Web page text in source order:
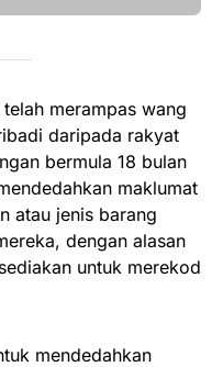
merampas wang
daripada rakyat
bermula 18 bulan
maklumat
atau jenis barang
dengan alasan
untuk merekod
mendedahkan